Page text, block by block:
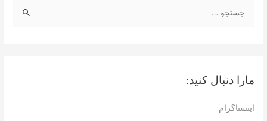
بمارا دنبال کنید:
اینستاگرام